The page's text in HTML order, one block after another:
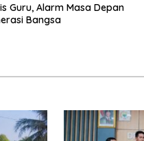
Guru, Alarm Masa Depan
Bangsa